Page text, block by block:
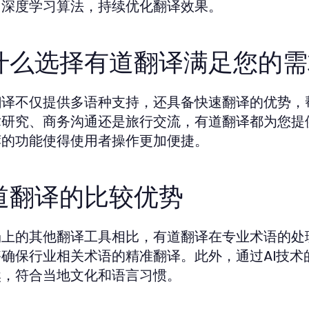
度学习算法，持续优化翻译效果。
么选择有道翻译满足您的
不仅提供多语种支持，还具备快速翻译的优势
究、商务沟通还是旅行交流，有道翻译都为您
功能使得使用者操作更加便捷。
翻译的比较优势
的其他翻译工具相比，有道翻译在专业术语的
保行业相关术语的精准翻译。此外，通过AI技
符合当地文化和语言习惯。